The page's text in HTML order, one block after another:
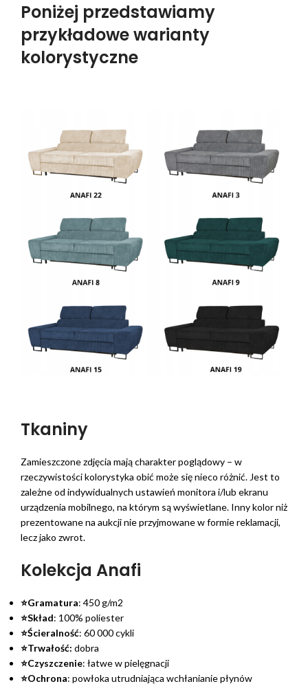
Poniżej przedstawiamy
przykładowe warianty
kolorystyczne
Tkaniny
Zamieszczone zdjęcia mają charakter poglądowy – w
rzeczywistości kolorystyka obić może się nieco różnić. Jest to
zależne od indywidualnych ustawień monitora i/lub ekranu
urządzenia mobilnego, na którym są wyświetlane. Inny kolor niż
prezentowane na aukcji nie przyjmowane w formie reklamacji,
lecz jako zwrot.
Kolekcja Anafi
⭐Gramatura: 450 g/m2
⭐Skład: 100% poliester
⭐Ścieralność: 60 000 cykli
⭐Trwałość: dobra
⭐Czyszczenie: łatwe w pielęgnacji
⭐Ochrona: powłoka utrudniająca wchłanianie płynów